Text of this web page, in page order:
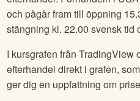
och pågår fram till öppning
stängning kl. 22.00 svensk tid
I kursgrafen från TradingView
efterhandel direkt i grafen,
ger dig en uppfattning om